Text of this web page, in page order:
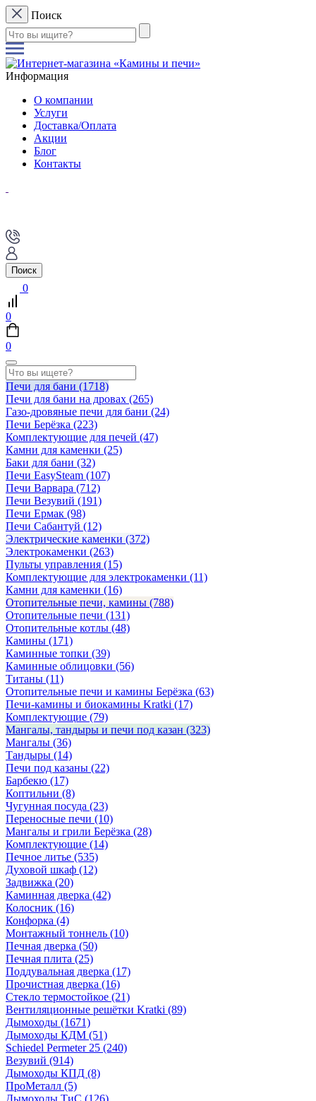
Поиск
Информация
О компании
Услуги
Доставка/Оплата
Акции
Блог
Контакты
Поиск
0
0
0
Печи для бани (1718)
Печи для бани на дровах (265)
Газо-дровяные печи для бани (24)
Печи Берёзка (223)
Комплектующие для печей (47)
Камни для каменки (25)
Баки для бани (32)
Печи EasySteam (107)
Печи Варвара (712)
Печи Везувий (191)
Печи Ермак (98)
Печи Сабантуй (12)
Электрические каменки (372)
Электрокаменки (263)
Пульты управления (15)
Комплектующие для электрокаменки (11)
Камни для каменки (16)
Отопительные печи, камины (788)
Отопительные печи (131)
Отопительные котлы (48)
Камины (171)
Каминные топки (39)
Каминные облицовки (56)
Титаны (11)
Отопительные печи и камины Берёзка (63)
Печи-камины и биокамины Kratki (17)
Комплектующие (79)
Мангалы, тандыры и печи под казан (323)
Мангалы (36)
Тандыры (14)
Печи под казаны (22)
Барбекю (17)
Коптильни (8)
Чугунная посуда (23)
Переносные печи (10)
Мангалы и грили Берёзка (28)
Комплектующие (14)
Печное литье (535)
Духовой шкаф (12)
Задвижка (20)
Каминная дверка (42)
Колосник (16)
Конфорка (4)
Монтажный тоннель (10)
Печная дверка (50)
Печная плита (25)
Поддувальная дверка (17)
Прочистная дверка (16)
Стекло термостойкое (21)
Вентиляционные решётки Kratki (89)
Дымоходы (1671)
Дымоходы КДМ (51)
Schiedel Permeter 25 (240)
Везувий (914)
Дымоходы КПД (8)
ПроМеталл (5)
Дымоходы ТиС (126)